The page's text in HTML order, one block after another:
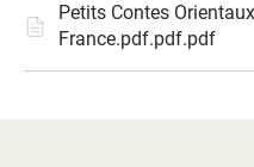
Petits Contes
France.pdf.pdf.pdf